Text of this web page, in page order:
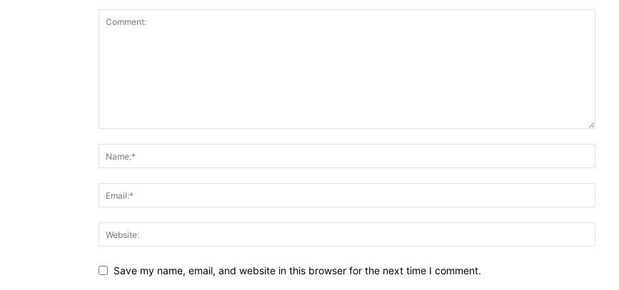
Save my name, email, and website in this browser for the next time I comment.